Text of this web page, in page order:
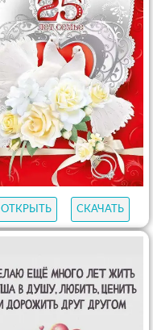
ОТКРЫТЬ СКАЧАТЬ